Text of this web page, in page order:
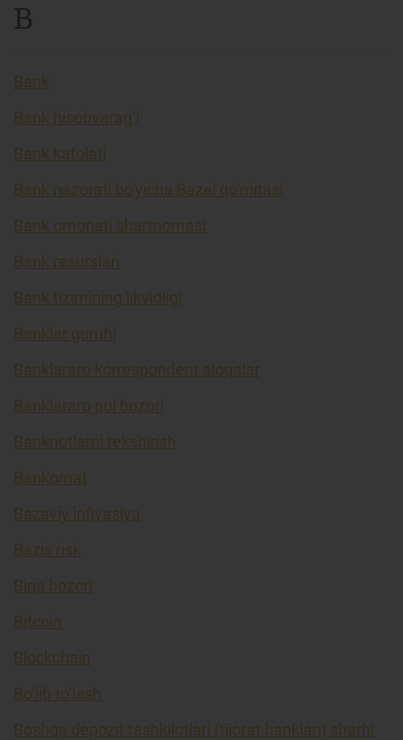
B
Bank
Bank hisobvarag’i
Bank kafolati
Bank nazorati bo'yicha Bazel qo'mitasi
Bank omonati shartnomasi
Bank resurslari
Bank tizimining likvidligi
Banklar guruhi
Banklararo korrespondent aloqalar
Banklararo pul bozori
Banknotlarni tekshirish
Bankomat
Bazaviy inflyasiya
Bazis risk
Birja bozori
Bitcoin
Blockchain
Bo’lib to’lash
Boshqa depozit tashkilotlari (tijorat banklari) sharhi